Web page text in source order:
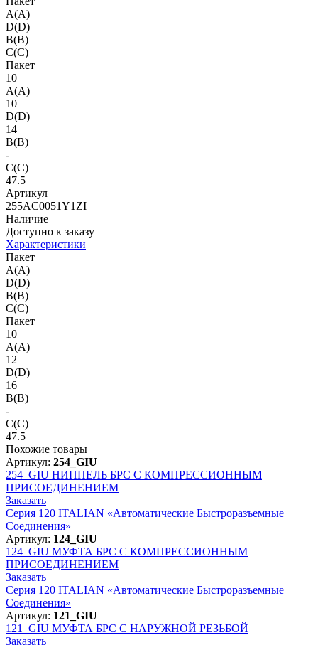
A(A)
D(D)
B(B)
C(C)
Пакет
10
A(A)
10
D(D)
14
B(B)
-
C(C)
47.5
Артикул
255AC0051Y1ZI
Наличие
Доступно к заказу
Характеристики
Пакет
A(A)
D(D)
B(B)
C(C)
Пакет
10
A(A)
12
D(D)
16
B(B)
-
C(C)
47.5
Похожие товары
Артикул: 254_GIU
254_GIU НИППЕЛЬ БРС С КОМПРЕССИОННЫМ
ПРИСОЕДИНЕНИЕМ
Заказать
Серия 120 ITALIAN «Автоматические Быстроразъемные
Соединения»
Артикул: 124_GIU
124_GIU МУФТА БРС С КОМПРЕССИОННЫМ
ПРИСОЕДИНЕНИЕМ
Заказать
Серия 120 ITALIAN «Автоматические Быстроразъемные
Соединения»
Артикул: 121_GIU
121_GIU МУФТА БРС С НАРУЖНОЙ РЕЗЬБОЙ
Заказать